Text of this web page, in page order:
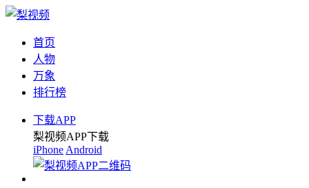
首页
人物
万象
排行榜
下载APP
梨视频APP下载
iPhone Android